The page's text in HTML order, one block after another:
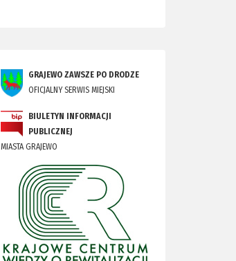
GRAJEWO ZAWSZE PO DRODZE
OFICJALNY SERWIS MIEJSKI
BIULETYN INFORMACJI
PUBLICZNEJ
MIASTA GRAJEWO